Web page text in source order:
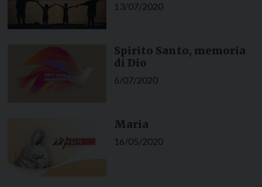
13/07/2020
Spirito Santo, memoria
di Dio
6/07/2020
Maria
16/05/2020